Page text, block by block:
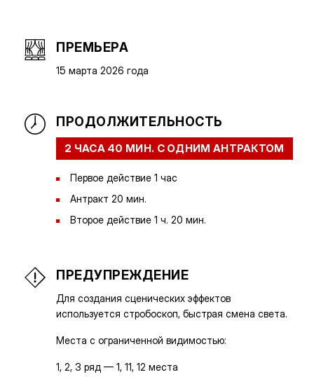
ПРЕМЬЕРА
15 марта 2026 года
ПРОДОЛЖИТЕЛЬНОСТЬ
2 ЧАСА 40 МИН. С ОДНИМ АНТРАКТОМ
Первое действие 1 час
Антракт 20 мин.
Второе действие 1 ч. 20 мин.
ПРЕДУПРЕЖДЕНИЕ
Для создания сценических эффектов
используется стробоскоп, быстрая смена света.
Места с ограниченной видимостью:
1, 2, 3 ряд — 1, 11, 12 места